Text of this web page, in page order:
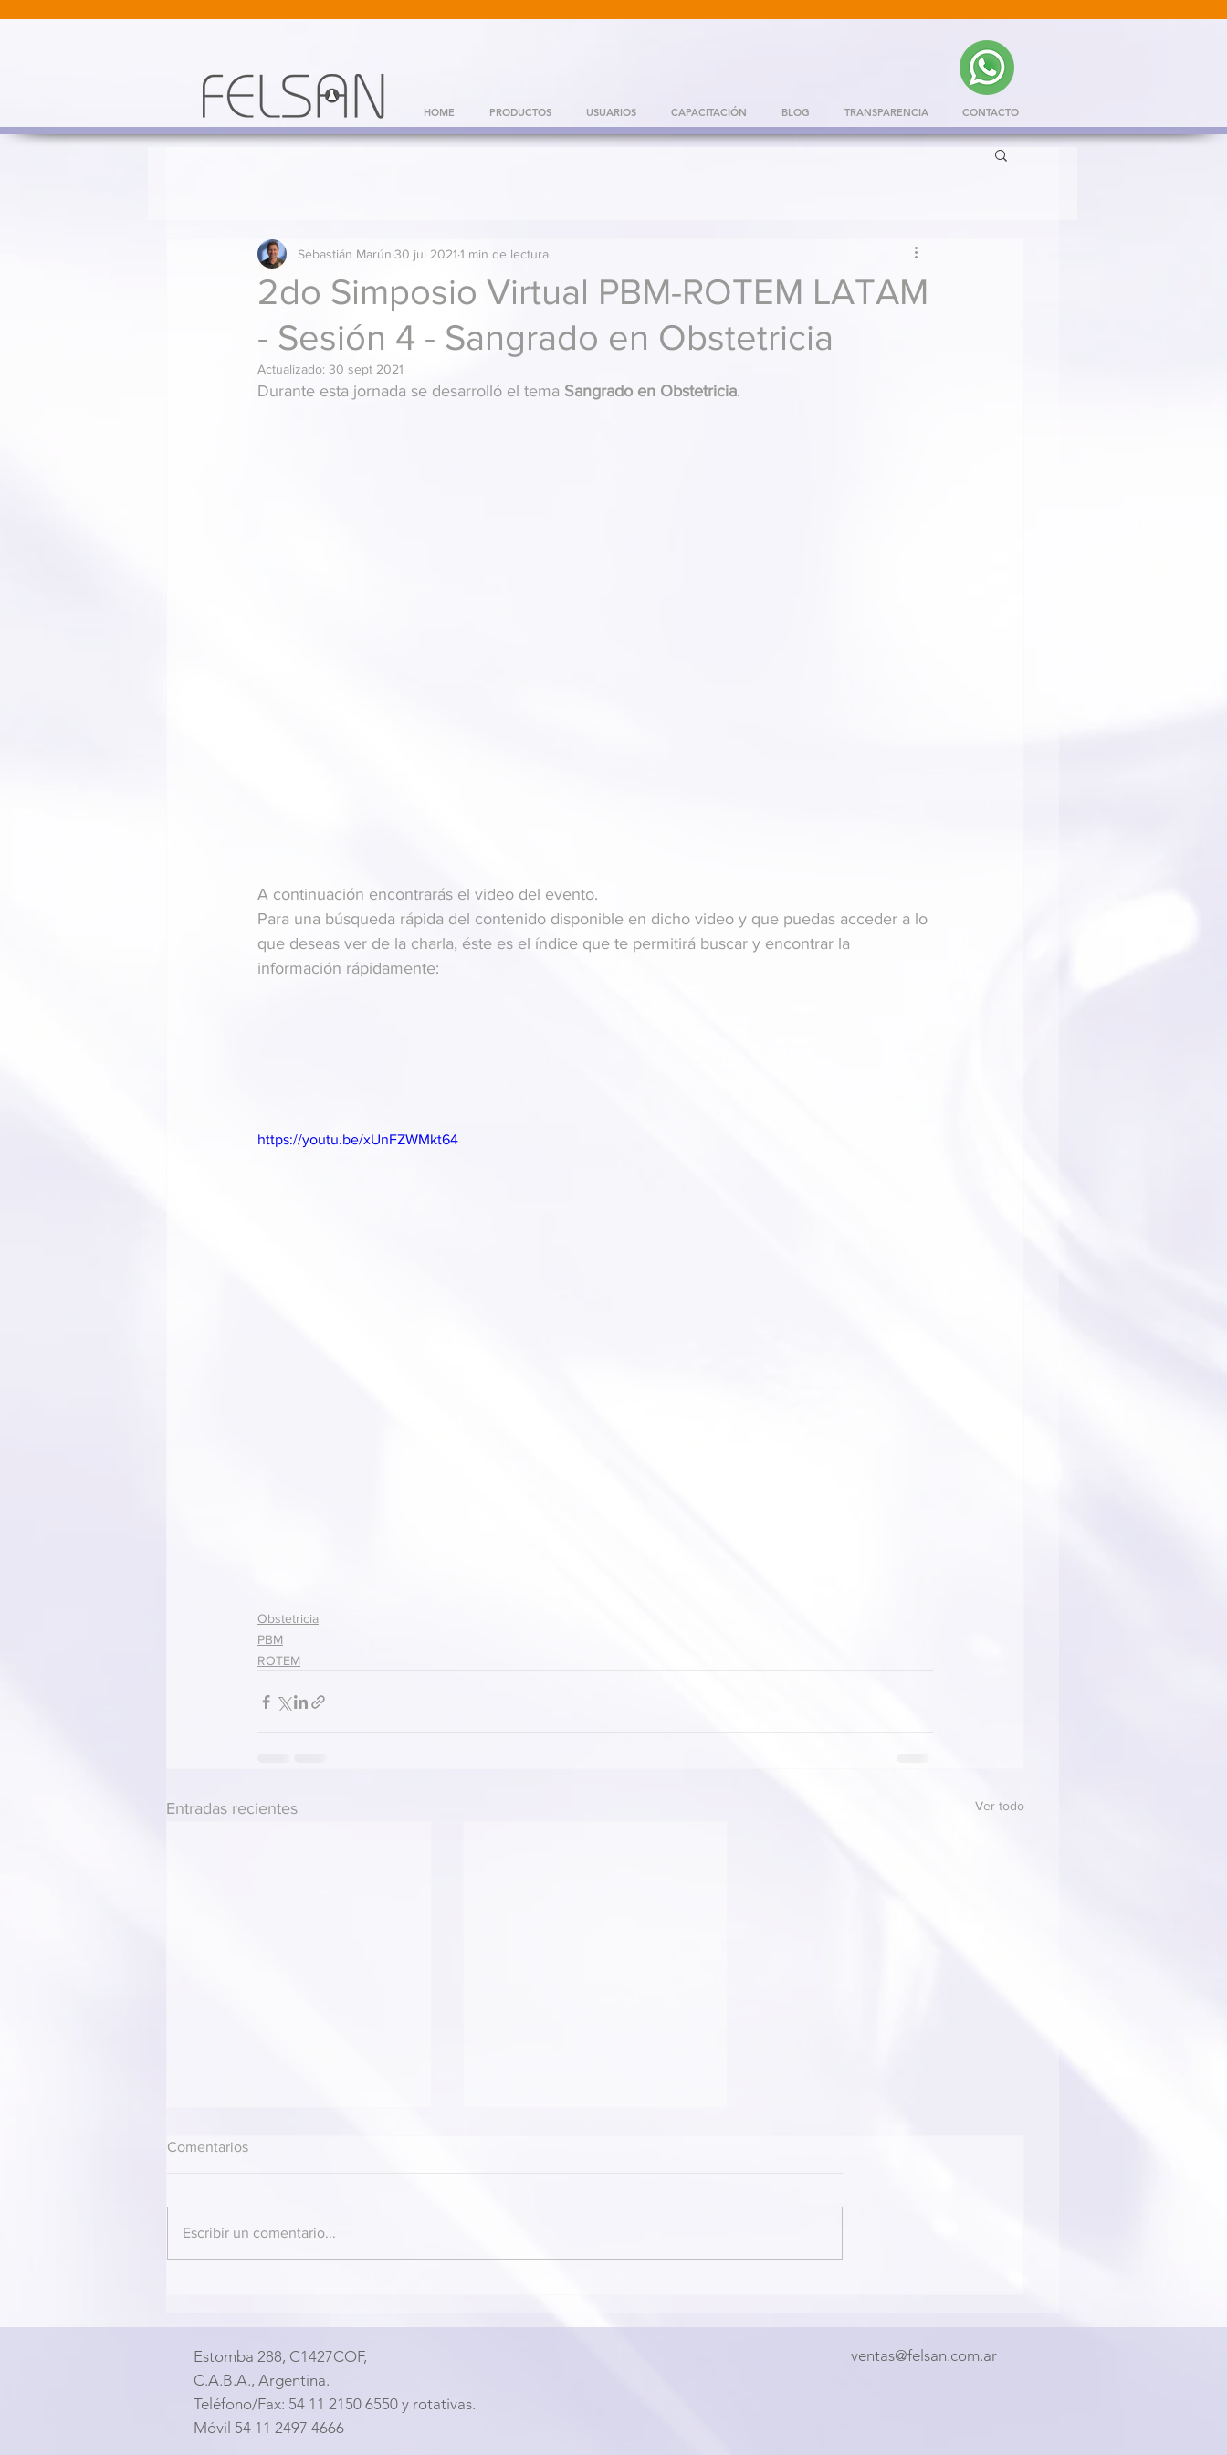
HOME PRODUCTOS USUARIOS CAPACITACIÓN BLOG TRANSPARENCIA CONTACTO
2do Simposio Virtual PBM-ROTEM LATAM
- Sesión 4 - Sangrado en Obstetricia
Sebastián Marún 30 jul 2021 1 min de lectura
Actualizado: 30 sept 2021
Durante esta jornada se desarrolló el tema Sangrado en Obstetricia.
A continuación encontrarás el video del evento.
Para una búsqueda rápida del contenido disponible en dicho video y que puedas acceder a lo
que deseas ver de la charla, éste es el índice que te permitirá buscar y encontrar la
información rápidamente:
https://youtu.be/xUnFZWMkt64
Obstetricia
PBM
ROTEM
Entradas recientes Ver todo
Clinical Cases
Comentarios
Escribir un comentario...
ventas@felsan.com.ar
Estomba 288, C1427COF,
C.A.B.A., Argentina.
Teléfono/Fax: 54 11 2150 6550 y rotativas.
Móvil 54 11 2497 4666